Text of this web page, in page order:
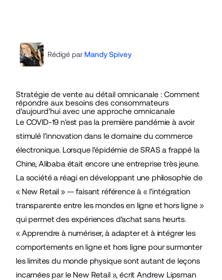
Rédigé par Mandy Spivey
Stratégie de vente au détail omnicanale : Comment
répondre aux besoins des consommateurs
d'aujourd'hui avec une approche omnicanale
Le COVID-19 n'est pas la première pandémie à avoir
stimulé l'innovation dans le domaine du commerce
électronique. Lorsque l'épidémie de SRAS a frappé la
Chine, Alibaba était encore une entreprise très jeune.
La société a réagi en développant une philosophie de
« New Retail » — faisant référence à « l'intégration
transparente entre les mondes en ligne et hors ligne »
qui permet des expériences d'achat sans heurts.
« Apprendre à numériser, à adapter et à intégrer les
comportements en ligne et hors ligne pour surmonter
les limites du monde physique sont autant de leçons
incarnées par le New Retail », écrit Andrew Lipsman